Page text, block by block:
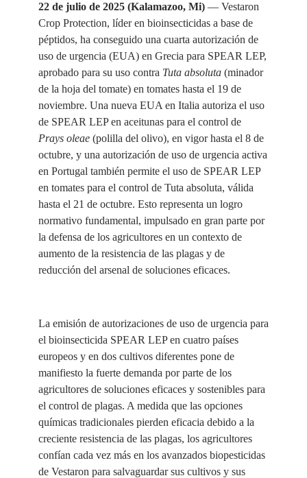
22 de julio de 2025 (Kalamazoo, Mi) — Vestaron
Crop Protection, líder en bioinsecticidas a base de
péptidos, ha conseguido una cuarta autorización de
uso de urgencia (EUA) en Grecia para SPEAR LEP,
aprobado para su uso contra Tuta absoluta (minador
de la hoja del tomate) en tomates hasta el 19 de
noviembre. Una nueva EUA en Italia autoriza el uso
de SPEAR LEP en aceitunas para el control de
Prays oleae (polilla del olivo), en vigor hasta el 8 de
octubre, y una autorización de uso de urgencia activa
en Portugal también permite el uso de SPEAR LEP
en tomates para el control de Tuta absoluta, válida
hasta el 21 de octubre. Esto representa un logro
normativo fundamental, impulsado en gran parte por
la defensa de los agricultores en un contexto de
aumento de la resistencia de las plagas y de
reducción del arsenal de soluciones eficaces.
La emisión de autorizaciones de uso de urgencia para
el bioinsecticida SPEAR LEP en cuatro países
europeos y en dos cultivos diferentes pone de
manifiesto la fuerte demanda por parte de los
agricultores de soluciones eficaces y sostenibles para
el control de plagas. A medida que las opciones
químicas tradicionales pierden eficacia debido a la
creciente resistencia de las plagas, los agricultores
confían cada vez más en los avanzados biopesticidas
de Vestaron para salvaguardar sus cultivos y sus